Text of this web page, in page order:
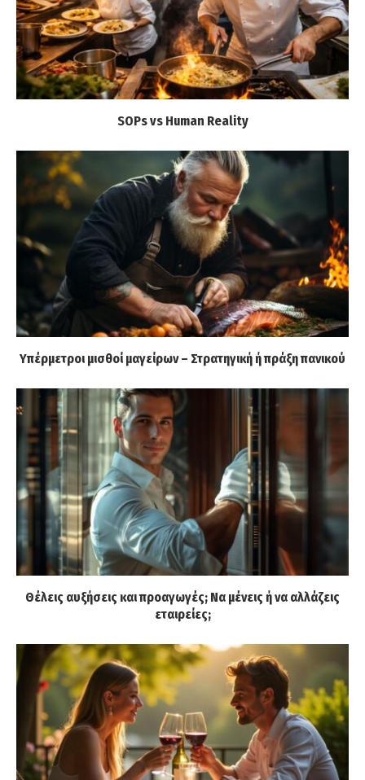
SOPs vs Human Reality
Υπέρμετροι μισθοί μαγείρων – Στρατηγική ή πράξη πανικού
Θέλεις αυξήσεις και προαγωγές; Να μένεις ή να αλλάζεις
εταιρείες;